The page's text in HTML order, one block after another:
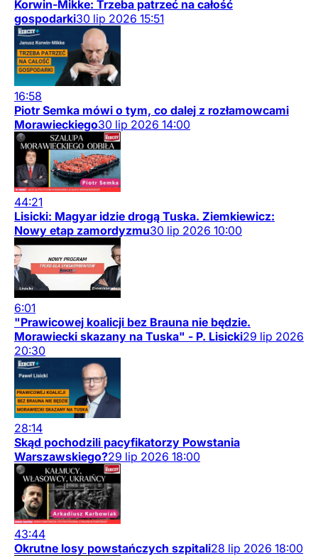
Korwin-Mikke: Trzeba patrzeć na całość
gospodarki30 lip 2026 15:51
16:58
Piotr Semka mówi o tym, co dalej z rozłamowcami
Morawieckiego30 lip 2026 14:00
44:21
Lisicki: Magyar idzie drogą Tuska. Ziemkiewicz:
Nowy etap zamordyzmu30 lip 2026 10:00
6:01
"Prawicowej koalicji bez Brauna nie będzie.
Morawiecki skazany na Tuska" - P. Lisicki29 lip 2026
20:30
28:14
Skąd pochodzili pacyfikatorzy Powstania
Warszawskiego?29 lip 2026 18:00
43:44
Okrutne losy powstańczych szpitali28 lip 2026 18:00